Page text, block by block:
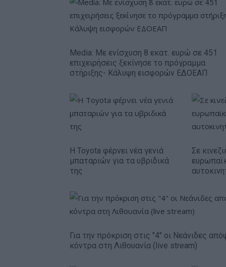
Media: Με ενίσχυση 8 εκατ. ευρώ σε 451
επιχειρήσεις ξεκίνησε το πρόγραμμα
στήριξης- Κάλυψη εισφορών ΕΔΟΕΑΠ
Η Toyota φέρνει νέα γενιά
μπαταριών για τα υβριδικά
της
Σε
Για την πρόκριση στις "4" οι Νεάνιδες
κόντρα στη Λιθουανία (live stream)